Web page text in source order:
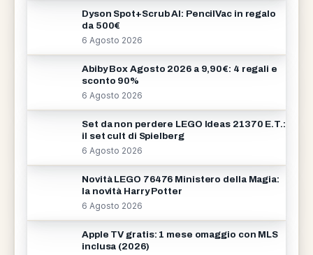
Dyson Spot+Scrub AI: PencilVac in regalo
da 500€
6 Agosto 2026
Abiby Box Agosto 2026 a 9,90€: 4 regali e
sconto 90%
6 Agosto 2026
Set da non perdere LEGO Ideas 21370 E.T.:
il set cult di Spielberg
6 Agosto 2026
Novità LEGO 76476 Ministero della Magia:
la novità Harry Potter
6 Agosto 2026
Apple TV gratis: 1 mese omaggio con MLS
inclusa (2026)